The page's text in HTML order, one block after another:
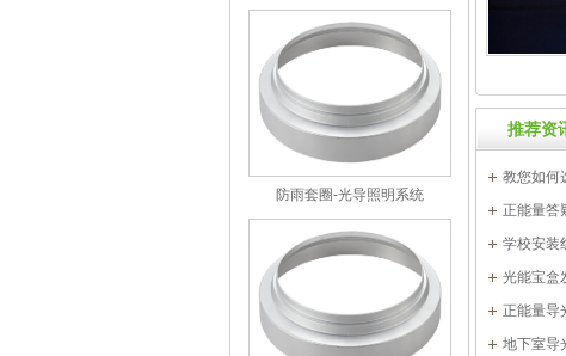
防雨套圈-光导照明系统
推荐资
教您如何
正能量答
有哪些？
学校安装
光能宝盒
正能量导
地下室导